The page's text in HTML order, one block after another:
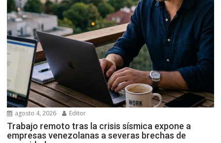
agosto 4, 2026 Editor
Trabajo remoto tras la crisis sísmica expone a
empresas venezolanas a severas brechas de